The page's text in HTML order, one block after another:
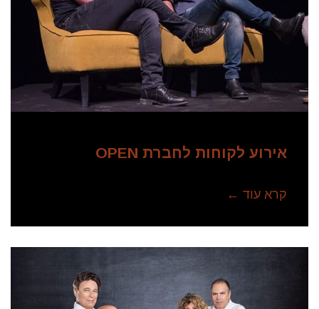
אירוע לקוחות לחברת OPEN
קרא עוד ←